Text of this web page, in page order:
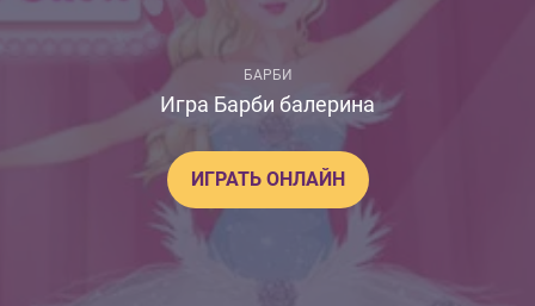
БАРБИ
Игра Барби балерина
ИГРАТЬ ОНЛАЙН